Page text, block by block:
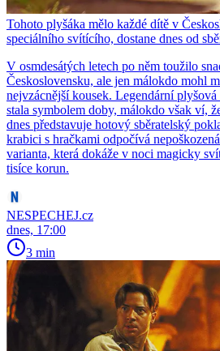
Tohoto plyšáka mělo každé dítě v
speciálního svítícího, dostane dnes od
V osmdesátých letech po něm toužilo
Československu, ale jen málokdo mohl
nejvzácnější kousek. Legendární
stala symbolem doby, málokdo však ví,
dnes představuje hotový sběratelský
krabici s hračkami odpočívá
varianta, která dokáže v noci magicky
tisíce korun.
NESPECHEJ.cz
dnes, 17:00
3 min